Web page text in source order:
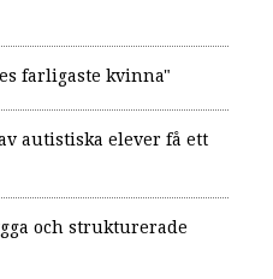
farligaste kvinna"
autistiska elever få ett
och strukturerade